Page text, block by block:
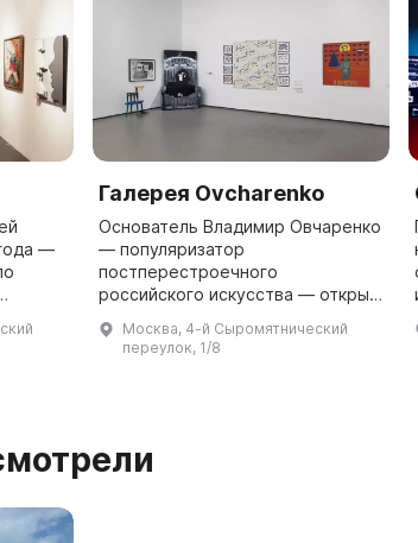
—
Галерея Ovcharenko
Основатель Владимир Овчаренко
— популяризатор
постперестроечного
российского искусства — открыл
Галерея на «Винзаводе»
сотрудничает с художниками, чьи
Москва, 4-й Сыромятнический
переулок, 1/8